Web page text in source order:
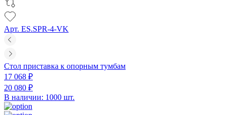
Арт. ES.SPR-4-VK
Стол приставка к опорным тумбам
17 068 ₽
20 080 ₽
В наличии: 1000 шт.